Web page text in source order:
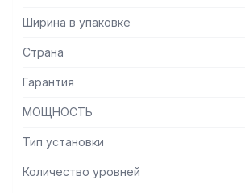
– Две перфорированные полки из
Ширина в упаковке
Страна
Гарантия
МОЩНОСТЬ
Тип установки
Количество уровней